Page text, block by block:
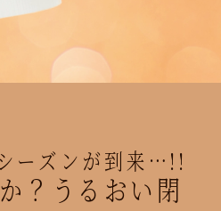
ーズンが到来…!!
？うるおい閉